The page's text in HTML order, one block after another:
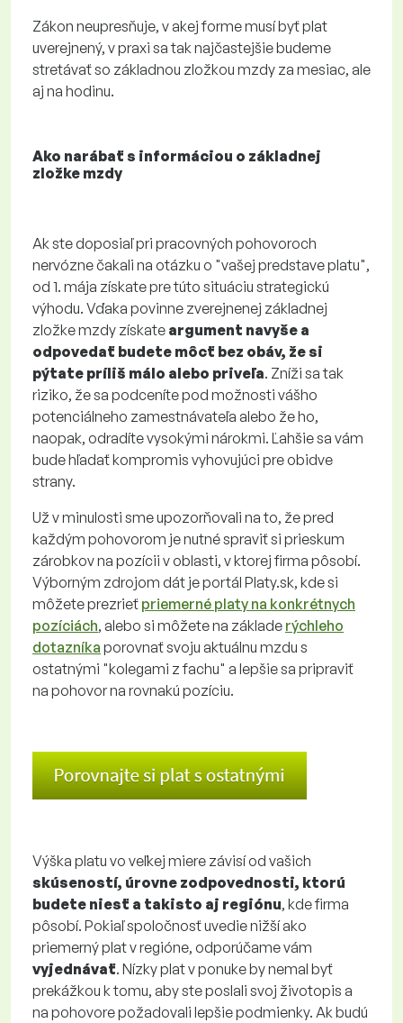
Zákon neupresňuje, v akej forme musí byť plat
uverejnený, v praxi sa tak najčastejšie budeme
stretávať so základnou zložkou mzdy za mesiac, ale
aj na hodinu.
Ako narábať s informáciou o základnej
zložke mzdy
Ak ste doposiaľ pri pracovných pohovoroch
nervózne čakali na otázku o "vašej predstave platu",
od 1. mája získate pre túto situáciu strategickú
výhodu. Vďaka povinne zverejnenej základnej
zložke mzdy získate argument navyše a
odpovedať budete môcť bez obáv, že si
pýtate príliš málo alebo priveľa. Zníži sa tak
riziko, že sa podceníte pod možnosti vášho
potenciálneho zamestnávateľa alebo že ho,
naopak, odradíte vysokými nárokmi. Ľahšie sa vám
bude hľadať kompromis vyhovujúci pre obidve
strany.
Už v minulosti sme upozorňovali na to, že pred
každým pohovorom je nutné spraviť si prieskum
zárobkov na pozícii v oblasti, v ktorej firma pôsobí.
Výborným zdrojom dát je portál Platy.sk, kde si
môžete prezrieť priemerné platy na konkrétnych
pozíciách, alebo si môžete na základe rýchleho
dotazníka porovnať svoju aktuálnu mzdu s
ostatnými "kolegami z fachu" a lepšie sa pripraviť
na pohovor na rovnakú pozíciu.
Výška platu vo veľkej miere závisí od vašich
skúseností, úrovne zodpovednosti, ktorú
budete niesť a takisto aj regiónu, kde firma
pôsobí. Pokiaľ spoločnosť uvedie nižší ako
priemerný plat v regióne, odporúčame vám
vyjednávať. Nízky plat v ponuke by nemal byť
prekážkou k tomu, aby ste poslali svoj životopis a
na pohovore požadovali lepšie podmienky. Ak budú